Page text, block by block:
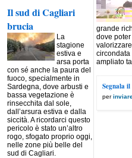
Il sud di Cagliari
brucia
La
stagione
estiva e
arsa porta
con sé anche la paura del
fuoco, specialmente in
Sardegna, dove arbusti e
bassa vegetazione è
rinsecchita dal sole,
dall’arsura estiva e dalla
siccità. A ricordarci questo
pericolo è stato un’altro
rogo, sfogato proprio oggi,
nelle zone più belle del
sud di Cagliari.
grande
dove
ampliato
Segnala
per